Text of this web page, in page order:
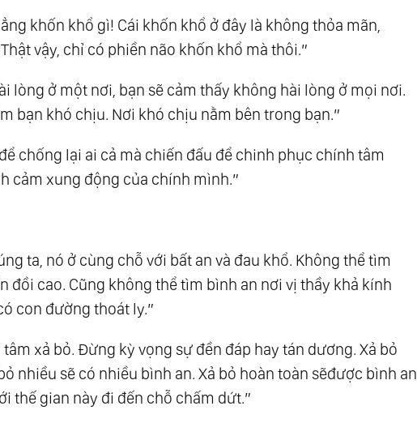
khốn khổ gì! Cái khốn khổ ở đây là không thỏa mãn,
vậy, chỉ có phiền não khốn khổ mà thôi.”
lòng ở một nơi, bạn sẽ cảm thấy không hài lòng ở mọi nơi.
bạn khó chịu. Nơi khó chịu nằm bên trong bạn.”
chống lại ai cả mà chiến đấu để chinh phục chính tâm
cảm xung động của chính mình.”
ta, nó ở cùng chỗ với bất an và đau khổ. Không thể tìm
đồi cao. Cũng không thể tìm bình an nơi vị thầy khả kính
con đường thoát ly.”
xả bỏ. Đừng kỳ vọng sự đền đáp hay tán dương. Xả bỏ
nhiều sẽ có nhiều bình an. Xả bỏ hoàn toàn sẽđược bình an
thế gian này đi đến chỗ chấm dứt.”